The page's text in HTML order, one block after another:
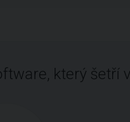
který šetří